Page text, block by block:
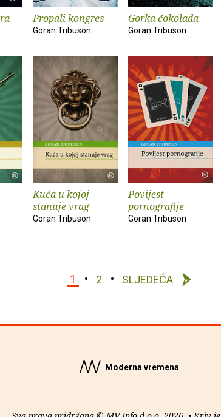
Propali kongres
Goran Tribuson
Gorka čokolada
Goran Tribuson
Kuća u kojoj
stanuje vrag
Goran Tribuson
Povijest
pornografije
Goran Tribuson
1 2 SLJEDEĆA
Moderna vremena